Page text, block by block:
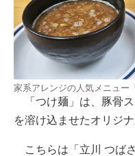
家系アレンジの人気メニュー
「つけ麺」は、豚骨
を溶け込ませたオリジ
こちらは「立川 つば